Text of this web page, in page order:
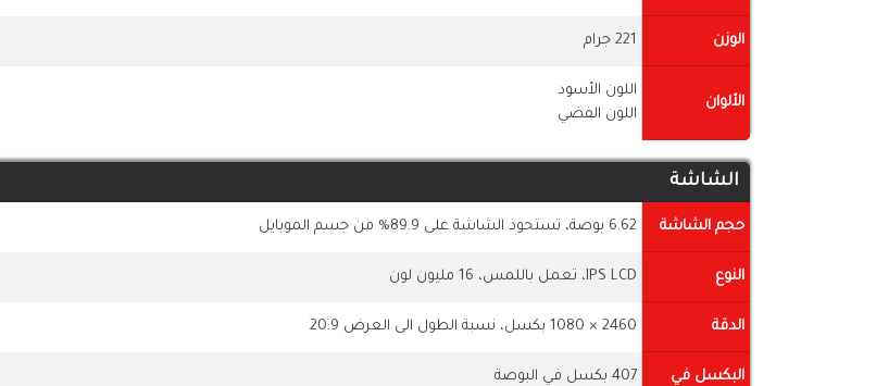
الوزن 221 جرام
الألوان
اللون الأسود
اللون الفضي
الشاشة
حجم الشاشة 6.62 بوصة، تستحوذ الشاشة على 89.9% من جسم الموبايل
النوع IPS LCD، تعمل باللمس، 16 مليون لون
الدقة 2460 × 1080 بكسل، نسبة الطول الى العرض 20:9
البكسل في
407 بكسل في البوصة